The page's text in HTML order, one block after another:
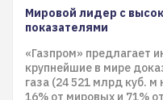
Мировой лидер с
показателями
«Газпром» предлагает
крупнейшие в мире
газа (24 521 млрд куб. м
16% от мировых и 71%